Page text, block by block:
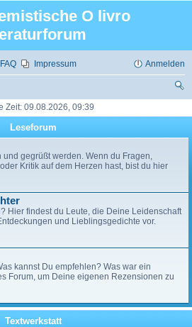
O livro
FAQ Impressum Anmelden
Zeit: 09.08.2026, 09:39
Leseforum
und gegrüßt werden. Wenn du Fragen,
Kritik auf dem Herzen hast, bist du hier
Hier findest du Leute, die Deine Leidenschaft
und Lieblingsgedichte vor.
kannst Du empfehlen? Was war ein
Forum, um Deine eigenen Rezensionen zu
Textwerkstatt